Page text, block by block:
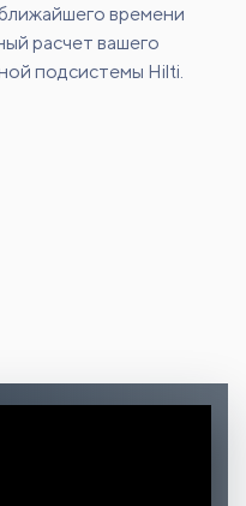
времени
расчет вашего
подсистемы Hilti.